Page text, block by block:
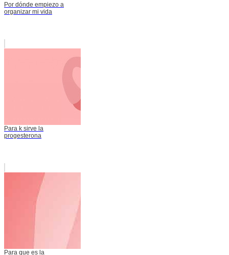
Por dónde empiezo a
organizar mi vida
Para k sirve la
progesterona
Para que es la